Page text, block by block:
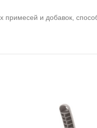
и добавок,